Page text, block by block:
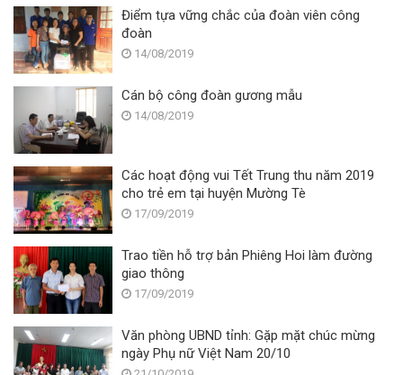
Điểm tựa vững chắc của đoàn viên công
đoàn
14/08/2019
Cán bộ công đoàn gương mẫu
14/08/2019
Các hoạt động vui Tết Trung thu năm 2019
cho trẻ em tại huyện Mường Tè
17/09/2019
Trao tiền hỗ trợ bản Phiêng Hoi làm đường
giao thông
17/09/2019
Văn phòng UBND tỉnh: Gặp mặt chúc mừng
ngày Phụ nữ Việt Nam 20/10